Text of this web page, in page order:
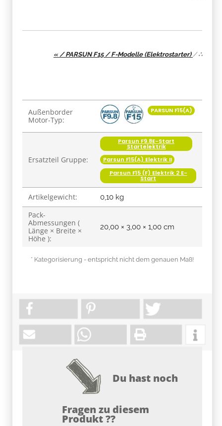
« / PARSUN F15 / F-Modelle (Elektrostarter) /∴
Produkteigenschaft
Wert
Außenborder
Motor-Typ:
PARSUN F15(A)
Ersatzteil Gruppe:
Parsun F9.8E-Start
Startelektrik
Parsun F15(A) Elektrik II
Parsun F15 (F) Elektrik 2 E-
Start
Artikelgewicht: 0,10 kg
Pack-
Abmessungen (
Länge × Breite ×
Höhe ):
20,00 × 3,00 × 1,00 cm
* Kategorisierung - entspricht nicht dem genauen Maß!
Du hast noch
Fragen zu diesem
Produkt ??